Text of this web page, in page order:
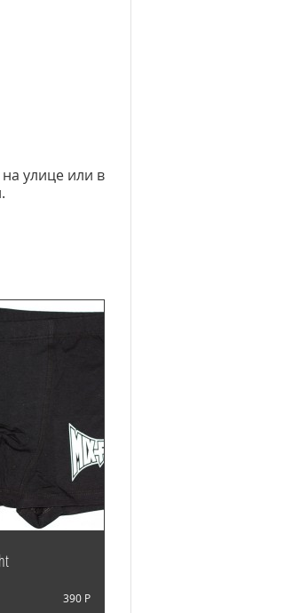
улице или в
390 Р